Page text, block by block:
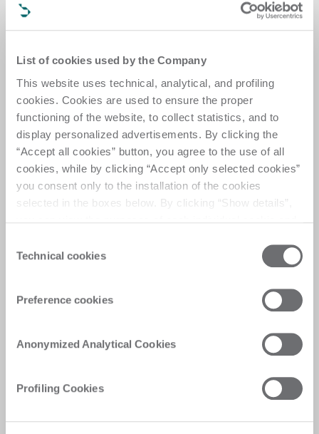
List of cookies used by the Company
This website uses technical, analytical, and profiling
cookies. Cookies are used to ensure the proper
functioning of the website, to collect statistics, and to
display personalized advertisements. By clicking the
“Accept all cookies” button, you agree to the use of all
cookies, while by clicking “Accept only selected cookies”
you consent only to the installation of the cookies
selected in the boxes below. By clicking “Show details”,
Click here to view the privacy policy.
Selection
Technical cookies
Preference cookies
Anonymized Analytical Cookies
Profiling Cookies
您是否对某一特定技术感兴趣并希望获得更多信
请求产品信息
解更多关于我们的技术？填写表格，说明您的要